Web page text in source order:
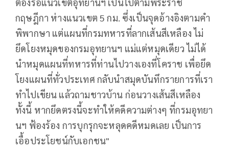
กฤษฎีกา ห่างแนวเขต 5 กม. ซึ่งเป็นจุดอ้างอิงตามคำ
พิพากษา แต่แผนที่กรมทหารที่ลากเส้นสีเหลือง ไม่
ยึดโยงหมุดของกรมอุทยานฯ แม่แต่หมุดเดียว ไม่ได้
นำหมุดแผนที่ทหารที่ท่านไปวางเองที่โคราช เพื่อยึด
โยงแผนที่ทั่วประเทศ กลับนำสมุดบันทึกรายการที่เรา
ทำไปเขียน แล้วถามชาวบ้าน ก่อนวางเส้นสีเหลือง
ทั้งนี้ หากยึดตรงนี้จะทำให้คดีความต่างๆ ที่กรมอุทยา
นฯ ฟ้องร้อง การบุกรุกจะหลุดคดีหมดเลย เป็นการ
เอื้อประโยชน์กับเอกชน"